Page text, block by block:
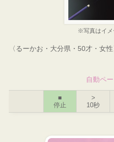
※写真はイメ
〈るーかお・大分県・50才・女
自動ペ
■
停止
>
10秒